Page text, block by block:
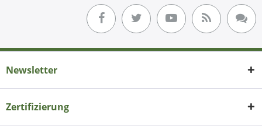
Newsletter
Zertifizierung